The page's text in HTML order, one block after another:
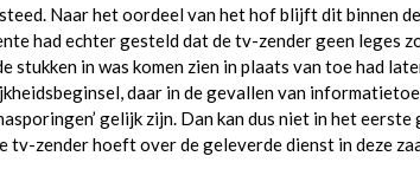
Naar het oordeel van het hof blijft dit binnen
had echter gesteld dat de tv-zender geen leges
stukken in was komen zien in plaats van toe had
daar in de gevallen van
gelijk zijn. Dan kan dus niet in het
tv-zender hoeft over de geleverde dienst in deze